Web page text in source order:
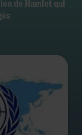
de Hamlet qui